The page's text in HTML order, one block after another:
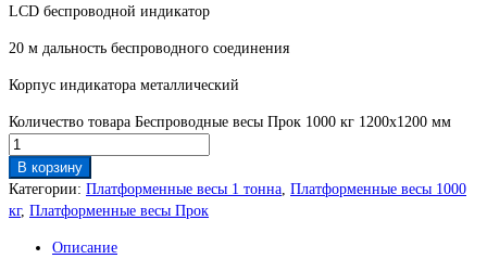
LCD беспроводной индикатор
20 м дальность беспроводного соединения
Корпус индикатора металлический
Количество товара Беспроводные весы Прок 1000 кг 1200х1200 мм
В корзину
Категории: Платформенные весы 1 тонна, Платформенные весы 1000
кг, Платформенные весы Прок
Описание